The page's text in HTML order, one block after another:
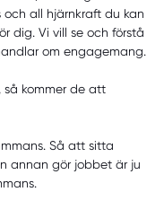
och all hjärnkraft du kan
dig. Vi vill se och förstå
om engagemang.
så kommer de att
Så att sitta
annan gör jobbet är ju